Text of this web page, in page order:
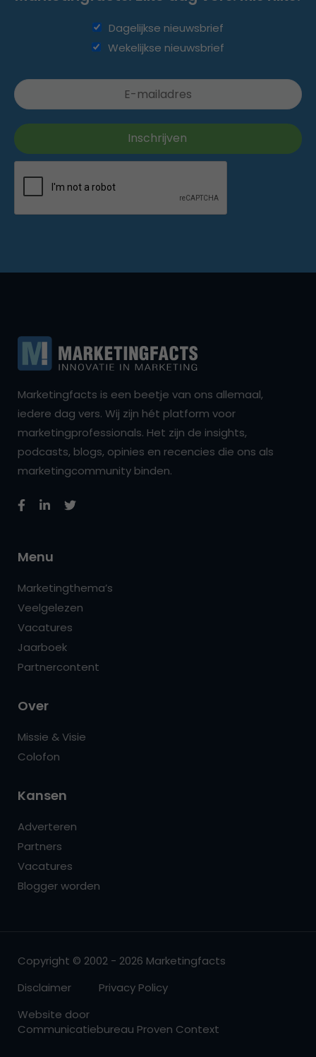
Dagelijkse nieuwsbrief
Wekelijkse nieuwsbrief
Marketingfacts is een beetje van ons allemaal,
iedere dag vers. Wij zijn hét platform voor
marketingprofessionals. Het zijn de insights,
podcasts, blogs, opinies en recencies die ons als
marketingcommunity binden.
Menu
Marketingthema’s
Veelgelezen
Vacatures
Jaarboek
Partnercontent
Over
Missie & Visie
Colofon
Kansen
Adverteren
Partners
Vacatures
Blogger worden
Copyright © 2002 - 2026 Marketingfacts
Disclaimer
Privacy Policy
Website door
Communicatiebureau Proven Context